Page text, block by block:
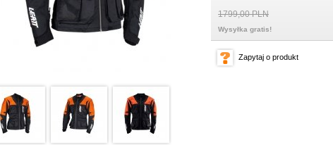
1799,00 PLN
Wysyłka gratis!
Zapytaj o produkt